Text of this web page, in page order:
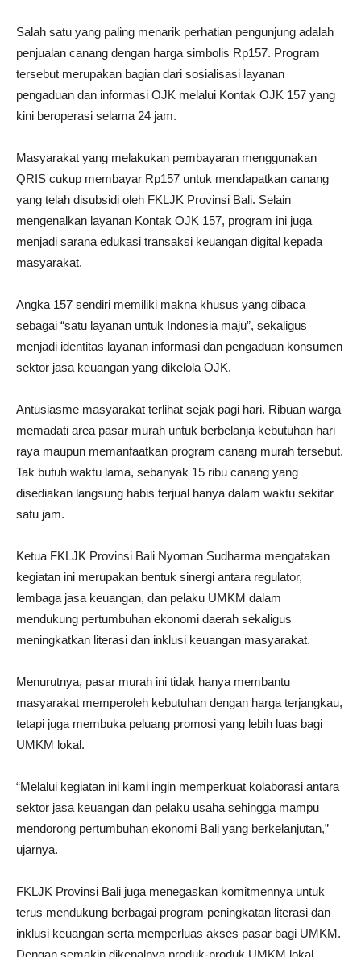
Salah satu yang paling menarik perhatian pengunjung adalah
penjualan canang dengan harga simbolis Rp157. Program
tersebut merupakan bagian dari sosialisasi layanan
pengaduan dan informasi OJK melalui Kontak OJK 157 yang
kini beroperasi selama 24 jam.
Masyarakat yang melakukan pembayaran menggunakan
QRIS cukup membayar Rp157 untuk mendapatkan canang
yang telah disubsidi oleh FKLJK Provinsi Bali. Selain
mengenalkan layanan Kontak OJK 157, program ini juga
menjadi sarana edukasi transaksi keuangan digital kepada
masyarakat.
Angka 157 sendiri memiliki makna khusus yang dibaca
sebagai “satu layanan untuk Indonesia maju”, sekaligus
menjadi identitas layanan informasi dan pengaduan konsumen
sektor jasa keuangan yang dikelola OJK.
Antusiasme masyarakat terlihat sejak pagi hari. Ribuan warga
memadati area pasar murah untuk berbelanja kebutuhan hari
raya maupun memanfaatkan program canang murah tersebut.
Tak butuh waktu lama, sebanyak 15 ribu canang yang
disediakan langsung habis terjual hanya dalam waktu sekitar
satu jam.
Ketua FKLJK Provinsi Bali Nyoman Sudharma mengatakan
kegiatan ini merupakan bentuk sinergi antara regulator,
lembaga jasa keuangan, dan pelaku UMKM dalam
mendukung pertumbuhan ekonomi daerah sekaligus
meningkatkan literasi dan inklusi keuangan masyarakat.
Menurutnya, pasar murah ini tidak hanya membantu
masyarakat memperoleh kebutuhan dengan harga terjangkau,
tetapi juga membuka peluang promosi yang lebih luas bagi
UMKM lokal.
“Melalui kegiatan ini kami ingin memperkuat kolaborasi antara
sektor jasa keuangan dan pelaku usaha sehingga mampu
mendorong pertumbuhan ekonomi Bali yang berkelanjutan,”
ujarnya.
FKLJK Provinsi Bali juga menegaskan komitmennya untuk
terus mendukung berbagai program peningkatan literasi dan
inklusi keuangan serta memperluas akses pasar bagi UMKM.
Dengan semakin dikenalnya produk-produk UMKM lokal,